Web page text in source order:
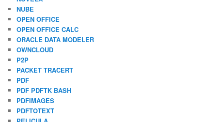
NUBE
OPEN OFFICE
OPEN OFFICE CALC
ORACLE DATA MODELER
OWNCLOUD
P2P
PACKET TRACERT
PDF
PDF PDFTK BASH
PDFIMAGES
PDFTOTEXT